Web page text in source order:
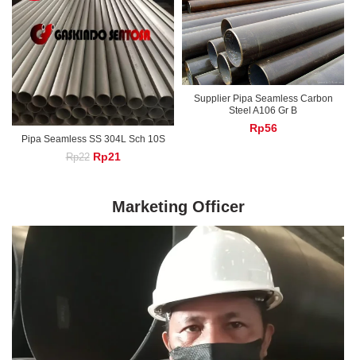
Rp23.Rp22.
Pipa Seamless SS 304L Sch 10S
Rp22 Original
Rp22.
Rp21
Rp21.
Supplier Pipa Seamless Carbon
Steel A106 Gr B
Rp56
Marketing Officer